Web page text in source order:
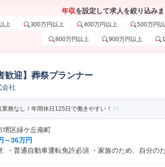
年収を設定して求人を絞り込みま
上 300万円以上 400万円以上 500万円
800万円以上 900万円以上
歓迎】葬祭プランナー
会社
務なし！年間休日125日で働きやすい！
堺区緑ケ丘南町
～36万円
: ・普通自動車運転免許必須 ・家族のため、自分のた